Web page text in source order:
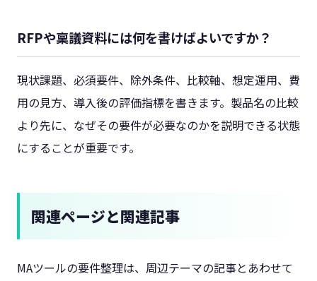
RFPや稟議資料には何を書けばよいですか？
現状課題、必須要件、除外条件、比較軸、想定運用、費
用の見方、導入後の評価指標を書きます。製品名の比較
より先に、なぜその要件が必要なのかを説明できる状態
にすることが重要です。
関連ページと関連記事
MAツールの要件整理は、周辺テーマの記事とあわせて